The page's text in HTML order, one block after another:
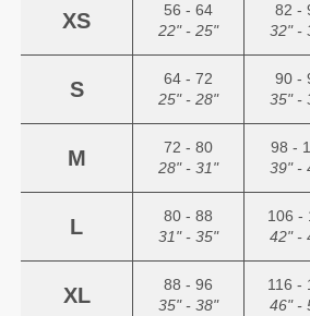
XS
56 - 64
22" - 25"
82 -
32" -
S
64 - 72
25" - 28"
90 -
35" -
M
72 - 80
28" - 31"
98 -
39" -
L
80 - 88
31" - 35"
106 -
42" -
XL
88 - 96
35" - 38"
116 -
46" -